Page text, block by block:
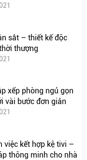
sắt – thiết kế độc
thượng
xếp phòng ngủ gọn
vài bước đơn giản
việc kết hợp kệ tivi –
thông minh cho nhà